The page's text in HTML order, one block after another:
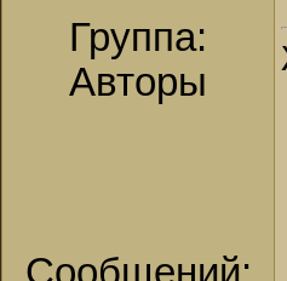
Группа:
Авторы